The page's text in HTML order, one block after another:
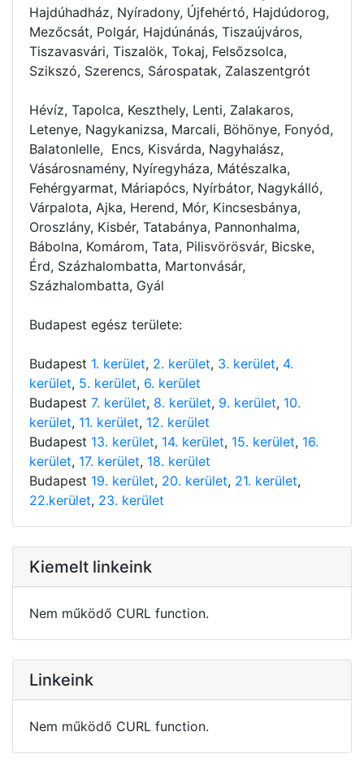
Hajdúhadház, Nyíradony, Újfehértó, Hajdúdorog,
Mezőcsát, Polgár, Hajdúnánás, Tiszaújváros,
Tiszavasvári, Tiszalök, Tokaj, Felsőzsolca,
Szikszó, Szerencs, Sárospatak, Zalaszentgrót
Hévíz, Tapolca, Keszthely, Lenti, Zalakaros,
Letenye, Nagykanizsa, Marcali, Böhönye, Fonyód,
Balatonlelle, Encs, Kisvárda, Nagyhalász,
Vásárosnamény, Nyíregyháza, Mátészalka,
Fehérgyarmat, Máriapócs, Nyírbátor, Nagykálló,
Várpalota, Ajka, Herend, Mór, Kincsesbánya,
Oroszlány, Kisbér, Tatabánya, Pannonhalma,
Bábolna, Komárom, Tata, Pilisvörösvár, Bicske,
Érd, Százhalombatta, Martonvásár,
Százhalombatta, Gyál
Budapest egész területe:
Budapest 1. kerület, 2. kerület, 3. kerület, 4.
kerület, 5. kerület, 6. kerület
Budapest 7. kerület, 8. kerület, 9. kerület, 10.
kerület, 11. kerület, 12. kerület
Budapest 13. kerület, 14. kerület, 15. kerület, 16.
kerület, 17. kerület, 18. kerület
Budapest 19. kerület, 20. kerület, 21. kerület,
22.kerület, 23. kerület
Kiemelt linkeink
Nem működő CURL function.
Linkeink
Nem működő CURL function.